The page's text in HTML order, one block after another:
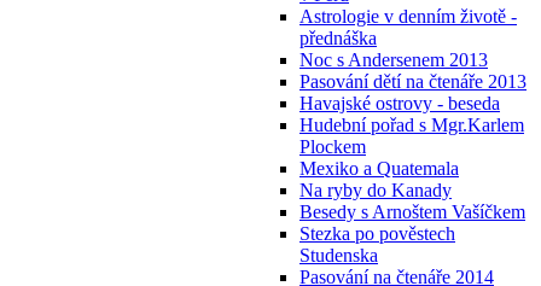
Astrologie v denním životě -
přednáška
Noc s Andersenem 2013
Pasování dětí na čtenáře 2013
Havajské ostrovy - beseda
Hudební pořad s Mgr.Karlem
Plockem
Mexiko a Quatemala
Na ryby do Kanady
Besedy s Arnoštem Vašíčkem
Stezka po pověstech
Studenska
Pasování na čtenáře 2014